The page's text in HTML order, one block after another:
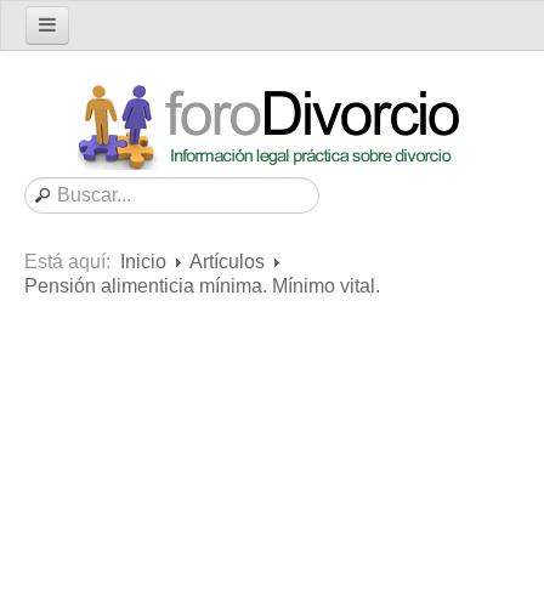
Foro
Nuevo tema
Buscar en el foro
Mensajes recientes
Está aquí: Inicio
Artículos
Pensión alimenticia mínima. Mínimo vital.